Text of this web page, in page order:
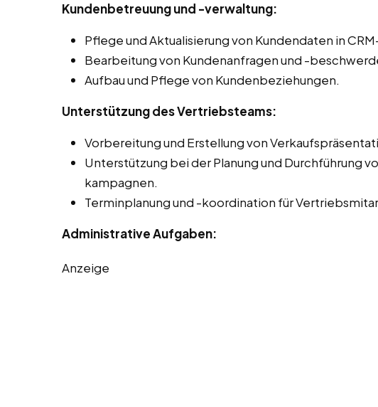
Kundenbetreuung und -verwaltung:
Pflege und Aktualisierung von Kundendaten in
Bearbeitung von Kundenanfragen und -
Aufbau und Pflege von Kundenbeziehungen.
Unterstützung des Vertriebsteams:
Vorbereitung und Erstellung von
Unterstützung bei der Planung und Durchführung
kampagnen.
Terminplanung und -koordination für
Administrative Aufgaben:
Anzeige